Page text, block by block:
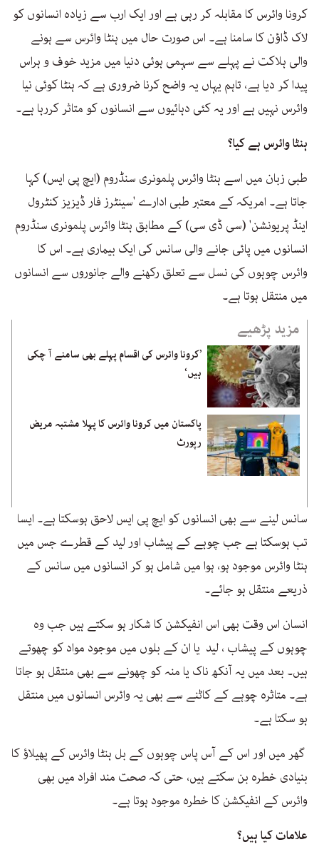
کرونا وائرس کا مقابلہ کر رہی ہے اور ایک ارب سے زیادہ انسانوں کو
لاک ڈاؤن کا سامنا ہے۔ اس صورت حال میں ہنٹا وائرس سے ہونے
والی ہلاکت نے پہلے سے سہمی ہوئی دنیا میں مزید خوف و ہراس
پیدا کر دیا ہے، تاہم یہاں یہ واضح کرنا ضروری ہے کہ ہنٹا کوئی نیا
وائرس نہیں ہے اور یہ کئی دہائیوں سے انسانوں کو متاثر کررہا ہے۔
ہنٹا وائرس ہے کیا؟
طبی زبان میں اسے ہنٹا وائرس پلمونری سنڈروم (ایچ پی ایس) کہا
جاتا ہے۔ امریکہ کے معتبر طبی ادارے 'سینٹرز فار ڈیزیز کنٹرول
اینڈ پریونشن' (سی ڈی سی) کے مطابق ہنٹا وائرس پلمونری سنڈروم
انسانوں میں پائی جانے والی سانس کی ایک بیماری ہے۔ اس کا
وائرس چوہوں کی نسل سے تعلق رکھنے والے جانوروں سے انسانوں
میں منتقل ہوتا ہے۔
مزید پڑھیے
’کرونا وائرس کی اقسام پہلے بھی سامنے آ چکی
ہیں‘
پاکستان میں کرونا وائرس کا پہلا مشتبہ مریض
رپورٹ
سانس لینے سے بھی انسانوں کو ایچ پی ایس لاحق ہوسکتا ہے۔ ایسا
تب ہوسکتا ہے جب چوہے کے پیشاب اور لید کے قطرے جس میں
ہنٹا وائرس موجود ہو، ہوا میں شامل ہو کر انسانوں میں سانس کے
ذریعے منتقل ہو جائے۔
انسان اس وقت بھی اس انفیکشن کا شکار ہو سکتے ہیں جب وہ
چوہوں کے پیشاب ، لید یا ان کے بلوں میں موجود مواد کو چھوتے
ہیں۔ بعد میں یہ آنکھ ناک یا منہ کو چھونے سے بھی منتقل ہو جاتا
ہے۔ متاثرہ چوہے کے کاٹنے سے بھی یہ وائرس انسانوں میں منتقل
ہو سکتا ہے۔
گھر میں اور اس کے آس پاس چوہوں کے بل ہنٹا وائرس کے پھیلاؤ کا
بنیادی خطرہ بن سکتے ہیں، حتی کہ صحت مند افراد میں بھی
وائرس کے انفیکشن کا خطرہ موجود ہوتا ہے۔
علامات کیا ہیں؟